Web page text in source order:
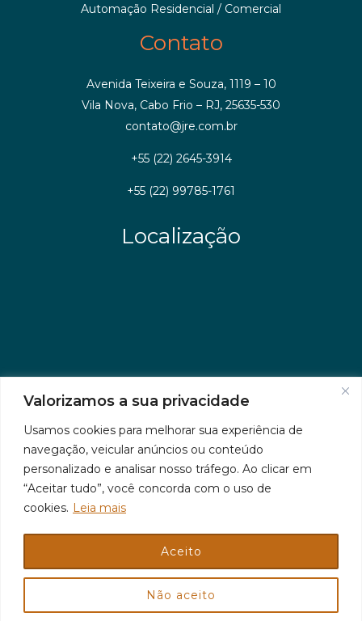
Valorizamos a sua privacidade
Usamos cookies para melhorar sua experiência de
navegação, veicular anúncios ou conteúdo
personalizado e analisar nosso tráfego. Ao clicar em
“Aceitar tudo”, você concorda com o uso de
cookies. Leia mais
Não aceito
Aceito
Automação Residencial / Comercial
Contato
Avenida Teixeira e Souza, 1119 – 10
Vila Nova, Cabo Frio – RJ, 25635-530
contato@jre.com.br
+55 (22) 2645-3914
+55 (22) 99785-1761
Localização
© 2026 Jr Plus Automação Comercial e Residencial